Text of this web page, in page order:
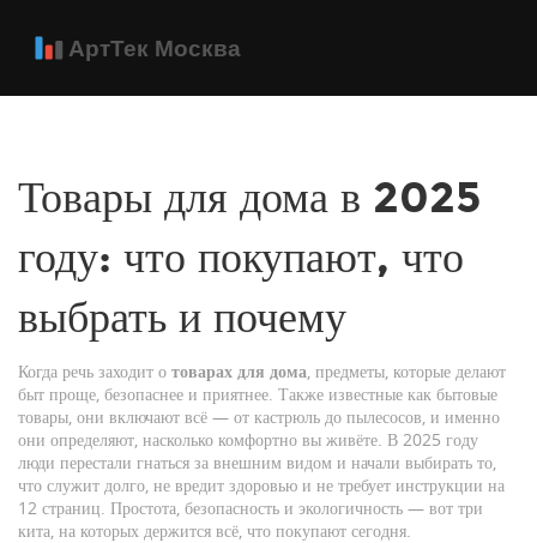
Товары для дома в 2025
году: что покупают, что
выбрать и почему
Когда речь заходит о товарах для дома, предметы, которые делают
быт проще, безопаснее и приятнее. Также известные как бытовые
товары, они включают всё — от кастрюль до пылесосов, и именно
они определяют, насколько комфортно вы живёте. В 2025 году
люди перестали гнаться за внешним видом и начали выбирать то,
что служит долго, не вредит здоровью и не требует инструкции на
12 страниц. Простота, безопасность и экологичность — вот три
кита, на которых держится всё, что покупают сегодня.